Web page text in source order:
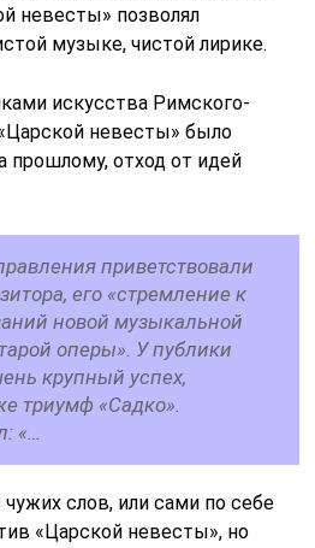
невесты» позволял
музыке, чистой лирике.
искусства Римского-
невесты» было
прошлому, отход от идей
приветствовали
его «стремление к
новой музыкальной
оперы». У публики
крупный успех,
триумф «Садко».
«…
слов, или сами по себе
«Царской невесты», но